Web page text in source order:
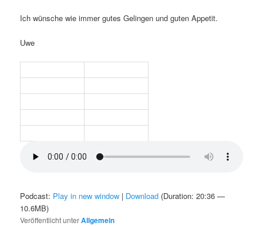
Ich wünsche wie immer gutes Gelingen und guten Appetit.
Uwe
Podcast: Play in new window | Download (Duration: 20:36 —
10.6MB)
Veröffentlicht unterAllgemein